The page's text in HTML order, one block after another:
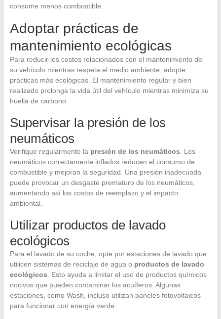
consume menos combustible.
Adoptar prácticas de
mantenimiento ecológicas
Para reducir los costos relacionados con el mantenimiento de
su vehículo mientras respeta el medio ambiente, adopte
prácticas más ecológicas. El mantenimiento regular y bien
realizado prolonga la vida útil del vehículo mientras minimiza su
huella de carbono.
Supervisar la presión de los
neumáticos
Verifique regularmente la presión de los neumáticos . Los
neumáticos correctamente inflados reducen el consumo de
combustible y mejoran la seguridad. Una presión inadecuada
puede provocar un desgaste prematuro de los neumáticos,
aumentando así los costos de reemplazo y el impacto
ambiental.
Utilizar productos de lavado
ecológicos
Para el lavado de su coche, opte por estaciones de lavado que
utilicen sistemas de reciclaje de agua o productos de lavado
ecológicos . Esto ayuda a limitar el uso de productos químicos
nocivos que pueden contaminar los acuíferos. Algunas
estaciones, como Wash, incluso utilizan paneles fotovoltaicos
para funcionar con energía verde.